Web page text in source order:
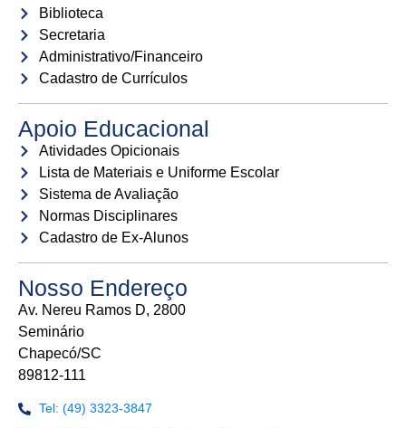
Biblioteca
Secretaria
Administrativo/Financeiro
Cadastro de Currículos
Apoio Educacional
Atividades Opicionais
Lista de Materiais e Uniforme Escolar
Sistema de Avaliação
Normas Disciplinares
Cadastro de Ex-Alunos
Nosso Endereço
Av. Nereu Ramos D, 2800
Seminário
Chapecó/SC
89812-111
Tel: (49) 3323-3847